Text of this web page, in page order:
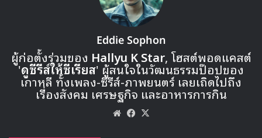
🎙GYUBIN ปลื้มเมืองไทยขนาดไหน? ถึงกลับมาถ่าย
MV เพลงใหม่ LIKE U 100 ที่กรุงเทพ
Eddie Sophon
ผู้ก่อตั้งร่วมของ Hallyu K Star, โฮสต์พอดแคสต์
'ดูซีรีส์ให้ซีเรียส' ผู้สนใจในวัฒนธรรมป๊อปของ
เกาหลี ทั้งเพลง-ซีรีส์-ภาพยนตร์ เลยเถิดไปถึง
เรื่องสังคม เศรษฐกิจ และอาหารการกิน
WebsiteFacebook